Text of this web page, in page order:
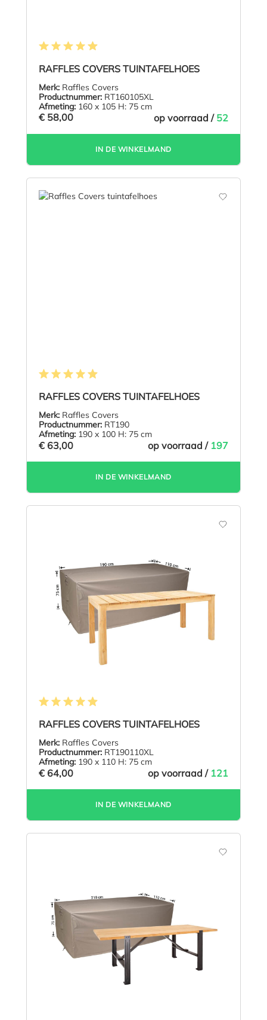
RAFFLES COVERS TUINTAFELHOES
Merk: Raffles Covers
Productnummer: RT160105XL
Afmeting: 160 x 105 H: 75 cm
€ 58,00 op voorraad / 52
IN DE WINKELMAND
RAFFLES COVERS TUINTAFELHOES
Merk: Raffles Covers
Productnummer: RT190
Afmeting: 190 x 100 H: 75 cm
€ 63,00 op voorraad / 197
IN DE WINKELMAND
RAFFLES COVERS TUINTAFELHOES
Merk: Raffles Covers
Productnummer: RT190110XL
Afmeting: 190 x 110 H: 75 cm
€ 64,00 op voorraad / 121
IN DE WINKELMAND